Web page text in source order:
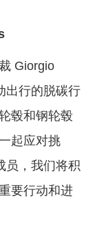
Giorgio
出行的脱碳行
毂和钢轮毂
起应对挑
员，我们将积
要行动和进